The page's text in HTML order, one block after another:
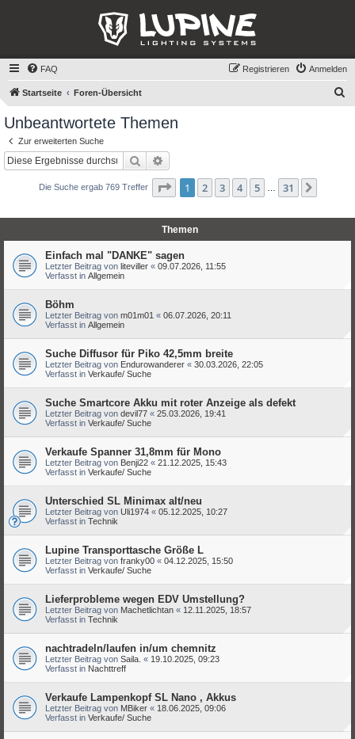
FAQ Anmelden
Registrieren
Startseite Foren-Übersicht
Unbeantwortete Themen
Zur erweiterten Suche
Suche
Die Suche ergab 769 Treffer Seite 1von 31
1 2 3 4 5 31
Themen
Einfach mal "DANKE" sagen
Letzter Beitrag von liteviller « 09.07.2026, 11:55
Verfasst in Allgemein
Böhm
Letzter Beitrag von m01m01 « 06.07.2026, 20:11
Verfasst in Allgemein
Suche Diffusor für Piko 42,5mm breite
Letzter Beitrag von Endurowanderer « 30.03.2026, 22:05
Verfasst in Verkaufe/ Suche
Suche Smartcore Akku mit roter Anzeige als defekt
Letzter Beitrag von devil77 « 25.03.2026, 19:41
Verfasst in Verkaufe/ Suche
Verkaufe Spanner 31,8mm für Mono
Letzter Beitrag von Benji22 « 21.12.2025, 15:43
Verfasst in Verkaufe/ Suche
Unterschied SL Minimax alt/neu
Letzter Beitrag von Uli1974 « 05.12.2025, 10:27
Verfasst in Technik
Lupine Transporttasche Größe L
Letzter Beitrag von franky00 « 04.12.2025, 15:50
Verfasst in Verkaufe/ Suche
Lieferprobleme wegen EDV Umstellung?
Letzter Beitrag von Machetlichtan « 12.11.2025, 18:57
Verfasst in Technik
nachtradeln/laufen in/um chemnitz
Letzter Beitrag von Saila. « 19.10.2025, 09:23
Verfasst in Nachttreff
Verkaufe Lampenkopf SL Nano , Akkus
Letzter Beitrag von MBiker « 18.06.2025, 09:06
Verfasst in Verkaufe/ Suche